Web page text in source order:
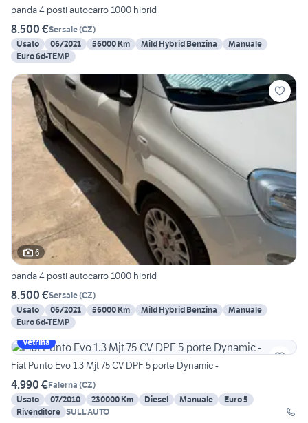
panda 4 posti autocarro 1000 hibrid
8.500 €Sersale(CZ)
Usato
06/2021 56000 Km Mild Hybrid Benzina
Manuale
Euro 6d-TEMP
6
panda 4 posti autocarro 1000 hibrid
8.500 €Sersale(CZ)
Usato
06/2021 56000 Km Mild Hybrid Benzina
Manuale
Euro 6d-TEMP
Vetrina
Fiat Punto Evo 1.3 Mjt 75 CV DPF 5 porte Dynamic -
4.990 €Falerna (CZ)
Usato
07/2010 230000 Km Diesel Manuale
Euro 5
Rivenditore SULL'AUTO